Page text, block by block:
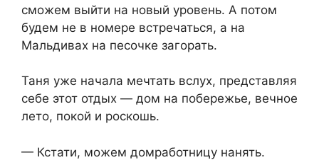
сможем выйти на новый уровень. А потом
будем не в номере встречаться, а на
Мальдивах на песочке загорать.
Таня уже начала мечтать вслух, представляя
себе этот отдых — дом на побережье, вечное
лето, покой и роскошь.
— Кстати, можем домработницу нанять.